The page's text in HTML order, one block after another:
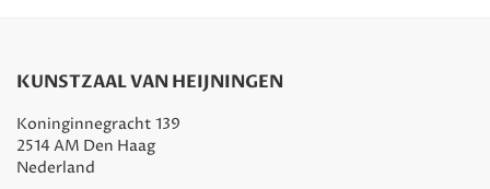
KUNSTZAAL VAN HEIJNINGEN
Koninginnegracht 139
2514 AM Den Haag
Nederland